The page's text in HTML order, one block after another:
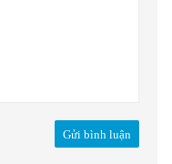
Gửi bình luận